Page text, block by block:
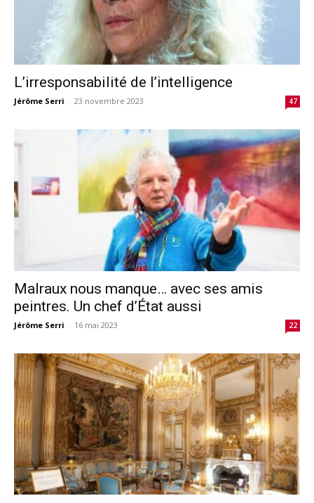
L’irresponsabilité de l’intelligence
Jérôme Serri - 23 novembre 2023 47
Malraux nous manque… avec ses amis
peintres. Un chef d’État aussi
Jérôme Serri - 16 mai 2023 22